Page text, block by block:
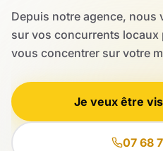
Depuis notre agence,
sur vos concurrents locaux
vous concentrer sur votre
Je veux être
07 68